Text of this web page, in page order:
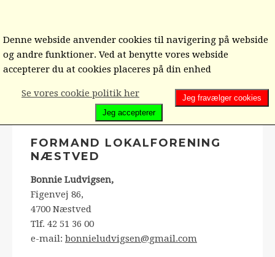
Hjem Lokalforeninger Næstved lokalforening
Forslag til ændring af vedtægtens § 3, Næstved
Lokalforening
FORMAND LOKALFORENING
NÆSTVED
Bonnie Ludvigsen,
Figenvej 86,
4700 Næstved
Tlf. 42 51 36 00
e-mail: bonnieludvigsen@gmail.com
Denne webside anvender cookies til navigering på webside
og andre funktioner. Ved at benytte vores webside
accepterer du at cookies placeres på din enhed
Se vores cookie politik her
Jeg fravælger cookies
Jeg accepterer